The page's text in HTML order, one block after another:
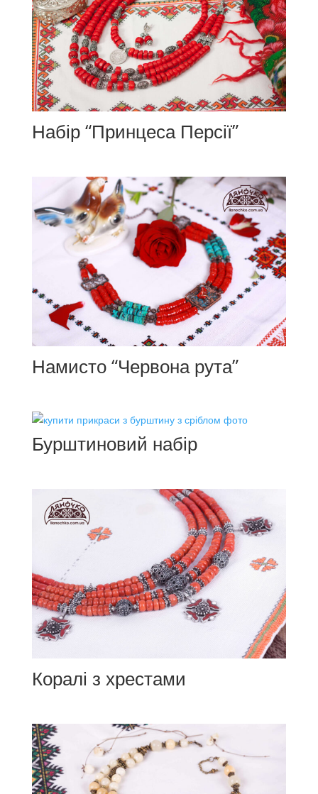
Набір “Принцеса Персії”
Намисто “Червона рута”
Бурштиновий набір
Коралі з хрестами